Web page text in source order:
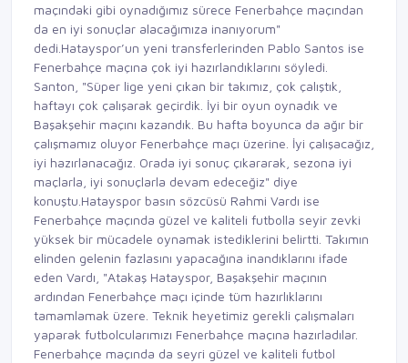
maçındaki gibi oynadığımız sürece Fenerbahçe maçından
da en iyi sonuçlar alacağımıza inanıyorum"
dedi.Hatayspor’un yeni transferlerinden Pablo Santos ise
Fenerbahçe maçına çok iyi hazırlandıklarını söyledi.
Santon, "Süper lige yeni çıkan bir takımız, çok çalıştık,
haftayı çok çalışarak geçirdik. İyi bir oyun oynadık ve
Başakşehir maçını kazandık. Bu hafta boyunca da ağır bir
çalışmamız oluyor Fenerbahçe maçı üzerine. İyi çalışacağız,
iyi hazırlanacağız. Orada iyi sonuç çıkararak, sezona iyi
maçlarla, iyi sonuçlarla devam edeceğiz" diye
konuştu.Hatayspor basın sözcüsü Rahmi Vardı ise
Fenerbahçe maçında güzel ve kaliteli futbolla seyir zevki
yüksek bir mücadele oynamak istediklerini belirtti. Takımın
elinden gelenin fazlasını yapacağına inandıklarını ifade
eden Vardı, "Atakaş Hatayspor, Başakşehir maçının
ardından Fenerbahçe maçı içinde tüm hazırlıklarını
tamamlamak üzere. Teknik heyetimiz gerekli çalışmaları
yaparak futbolcularımızı Fenerbahçe maçına hazırladılar.
Fenerbahçe maçında da seyri güzel ve kaliteli futbol